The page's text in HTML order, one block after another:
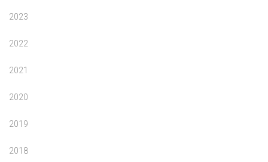
2023
2022
2021
2020
2019
2018